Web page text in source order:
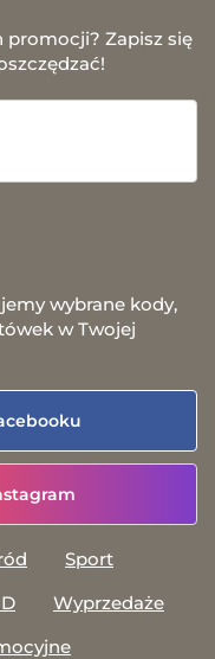
promocji? Zapisz się
wybrane kody,
w Twojej
Sport
Wyprzedaże